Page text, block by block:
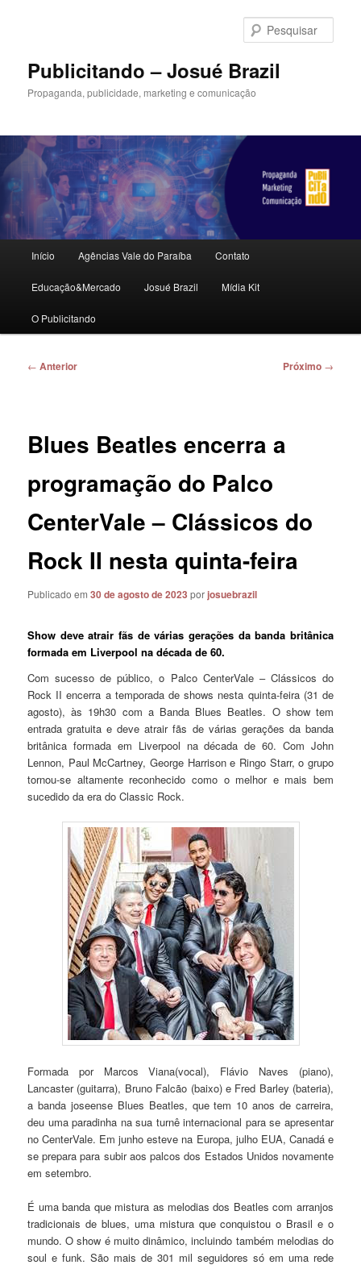
principalPublicitando – Josué Brazil
Propaganda, publicidade, marketing e comunicação
principal
Início Agências Vale do Paraíba Contato
Educação&Mercado Josué Brazil Mídia Kit
O Publicitando
Navegação
← Anterior Próximo →
Blues Beatles encerra a
programação do Palco
CenterVale – Clássicos do
Rock II nesta quinta-feira
Publicado em30 de agosto de 2023 porjosuebrazil
Show deve atrair fãs de várias gerações da banda britânica
formada em Liverpool na década de 60.
Com sucesso de público, o Palco CenterVale – Clássicos do
Rock II encerra a temporada de shows nesta quinta-feira (31 de
agosto), às 19h30 com a Banda Blues Beatles. O show tem
entrada gratuita e deve atrair fãs de várias gerações da banda
britânica formada em Liverpool na década de 60. Com John
Lennon, Paul McCartney, George Harrison e Ringo Starr, o grupo
tornou-se altamente reconhecido como o melhor e mais bem
sucedido da era do Classic Rock.
Formada por Marcos Viana(vocal), Flávio Naves (piano),
Lancaster (guitarra), Bruno Falcão (baixo) e Fred Barley (bateria),
a banda joseense Blues Beatles, que tem 10 anos de carreira,
deu uma paradinha na sua turnê internacional para se apresentar
no CenterVale. Em junho esteve na Europa, julho EUA, Canadá e
se prepara para subir aos palcos dos Estados Unidos novamente
em setembro.
É uma banda que mistura as melodias dos Beatles com arranjos
tradicionais de blues, uma mistura que conquistou o Brasil e o
mundo. O show é muito dinâmico, incluindo também melodias do
soul e funk. São mais de 301 mil seguidores só em uma rede